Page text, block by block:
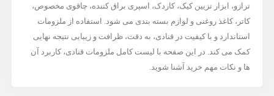
ترازو، ابزار تزیین کیک، کاردک، اسپری براق کننده، چاقوی مخصوص،
کاتر، کاغذ روغنی و لوازم بسته بندی می شود. استفاده از ملزومات
استاندارد و با کیفیت در قنادی، به دقت، ظرافت و زیبایی نتیجه نهایی
کمک می کند. در این صفحه با لیست کامل ملزومات قنادی، کاربرد آن
ها و نکات مهم خرید آشنا شوید.